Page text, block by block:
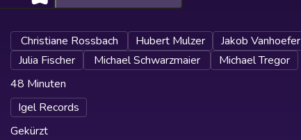
Christiane Rossbach Hubert Mulzer Jakob Vanhoefer
Julia Fischer
Michael Schwarzmaier
Michael Tregor
48 Minuten
Igel Records
Gekürzt